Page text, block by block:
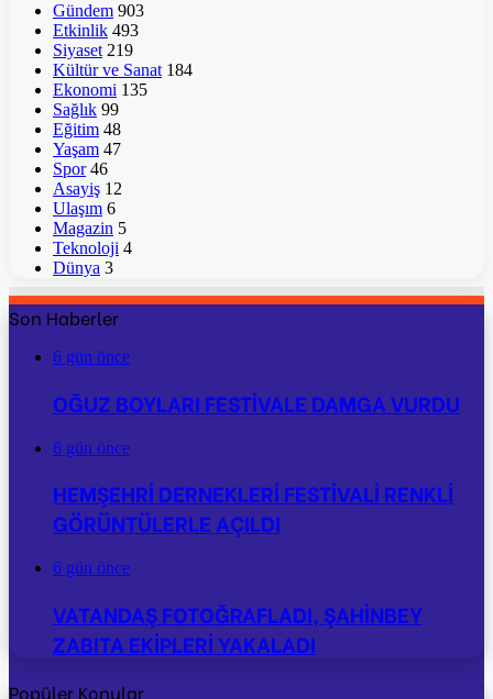
Gündem 903
Etkinlik 493
Siyaset 219
Kültür ve Sanat 184
Ekonomi 135
Sağlık 99
Eğitim 48
Yaşam 47
Spor 46
Asayiş 12
Ulaşım 6
Magazin 5
Teknoloji 4
Dünya 3
Son Haberler
6 gün önce
OĞUZ BOYLARI FESTİVALE DAMGA VURDU
6 gün önce
HEMŞEHRİ DERNEKLERİ FESTİVALİ RENKLİ
GÖRÜNTÜLERLE AÇILDI
6 gün önce
VATANDAŞ FOTOĞRAFLADI, ŞAHİNBEY
ZABITA EKİPLERİ YAKALADI
Popüler Konular